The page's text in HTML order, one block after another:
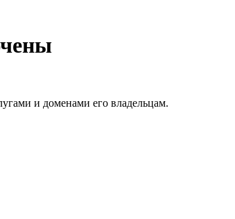
и доменами его владельцам.